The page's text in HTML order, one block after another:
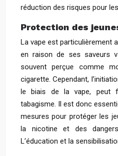
réduction des risques pour
Protection des
La vape est particulièrement
en raison de ses saveurs
souvent perçue comme
cigarette. Cependant,
le biais de la vape, peut
tabagisme. Il est donc
mesures pour protéger les
la nicotine et des
L’éducation et la